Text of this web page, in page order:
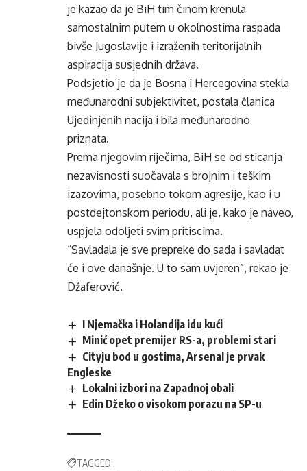
je kazao da je BiH tim činom krenula
samostalnim putem u okolnostima raspada
bivše Jugoslavije i izraženih teritorijalnih
aspiracija susjednih država.
Podsjetio je da je Bosna i Hercegovina stekla
međunarodni subjektivitet, postala članica
Ujedinjenih nacija i bila međunarodno
priznata.
Prema njegovim riječima, BiH se od sticanja
nezavisnosti suočavala s brojnim i teškim
izazovima, posebno tokom agresije, kao i u
postdejtonskom periodu, ali je, kako je naveo,
uspjela odoljeti svim pritiscima.
“Savladala je sve prepreke do sada i savladat
će i ove današnje. U to sam uvjeren”, rekao je
Džaferović.
I Njemačka i Holandija idu kući
Minić opet premijer RS-a, problemi stari
Cityju bod u gostima, Arsenal je prvak
Engleske
Lokalni izbori na Zapadnoj obali
Edin Džeko o visokom porazu na SP-u
TAGGED: